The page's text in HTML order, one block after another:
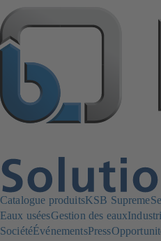
Catalogue produitsKSB
Eaux uséesGestion des eaux
SociétéÉvénementsPress